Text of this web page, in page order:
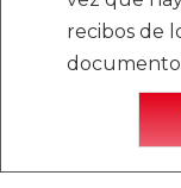
recibos de